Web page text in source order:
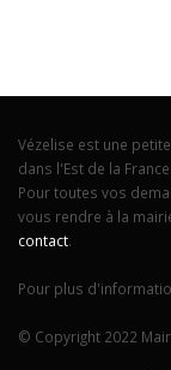
Vézelise est une
dans l'Est de la France.
Pour toutes vos
vous rendre à la
contact.
Pour plus
© Copyright 2022